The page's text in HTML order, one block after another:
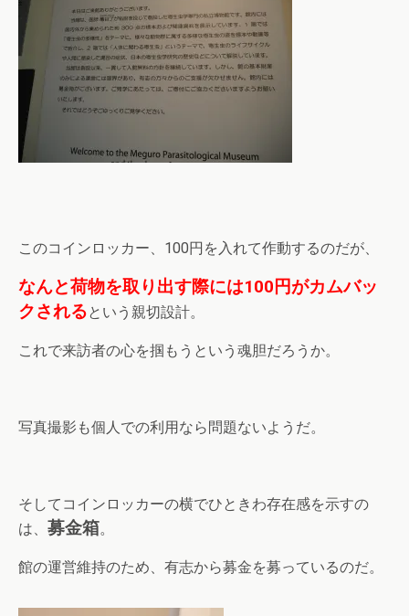
このコインロッカー、100円を入れて作動するのだが、
なんと荷物を取り出す際には100円がカムバッ
クされるという親切設計。
これで来訪者の心を掴もうという魂胆だろうか。
写真撮影も個人での利用なら問題ないようだ。
そしてコインロッカーの横でひときわ存在感を示すの
は、 募金箱。
館の運営維持のため、有志から募金を募っているのだ。